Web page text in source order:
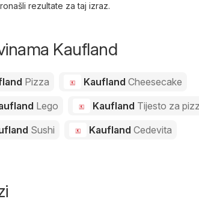
rezultate za taj izraz.
Kaufland
Pizza KauflandCheesecake
Lego Kaufland Tijesto za
Sushi KauflandCedevita